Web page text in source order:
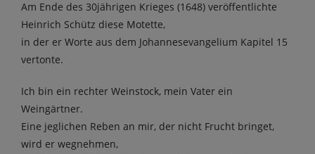
Am Ende des 30jährigen Krieges (1648) veröffentlichte
Heinrich Schütz diese Motette,
in der er Worte aus dem Johannesevangelium Kapitel 15
vertonte.
Ich bin ein rechter Weinstock, mein Vater ein
Weingärtner.
Eine jeglichen Reben an mir, der nicht Frucht bringet,
wird er wegnehmen,